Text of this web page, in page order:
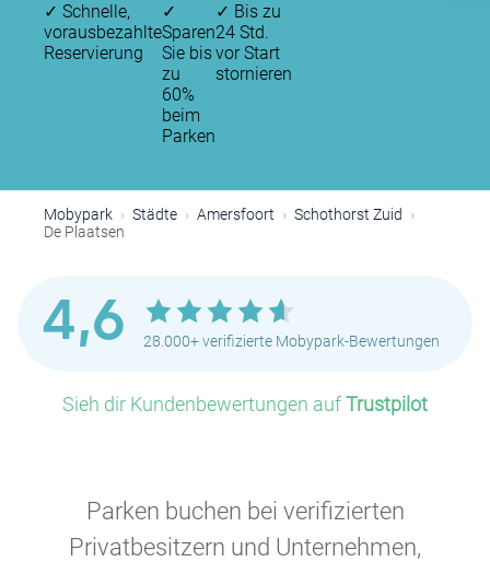
✓ Schnelle,
vorausbezahlte
Reservierung
✓
Sparen
Sie bis
zu
60%
beim
Parken
✓ Bis zu
24 Std.
vor Start
stornieren
Mobypark Städte Amersfoort
Schothorst Zuid
De Plaatsen
4,6 28.000+ verifizierte Mobypark-Bewertungen
Sieh dir Kundenbewertungen aufTrustpilot
Parken buchen bei verifizierten
Privatbesitzern und Unternehmen,